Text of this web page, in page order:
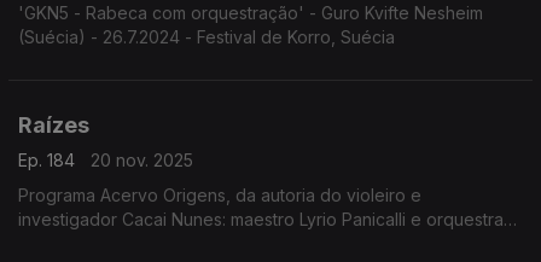
'GKN5 - Rabeca com orquestração' - Guro Kvifte Nesheim
(Suécia) - 26.7.2024 - Festival de Korro, Suécia
Raízes
Ep. 184
20 nov. 2025
Programa Acervo Origens, da autoria do violeiro e
investigador Cacai Nunes: maestro Lyrio Panicalli e orquestra